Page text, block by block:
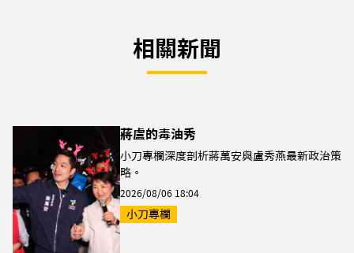
相關新聞
蔣盧的毒油秀
小刀專欄深度剖析蔣萬安與盧秀燕最新政治策
略。
2026/08/06 18:04
小刀專欄